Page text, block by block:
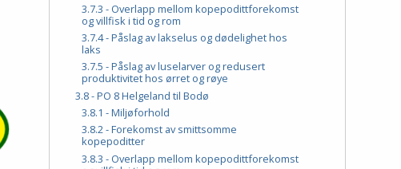
3.7.3 - Overlapp mellom kopepodittforekomst
og villfisk i tid og rom
3.7.4 - Påslag av lakselus og dødelighet hos
laks
3.7.5 - Påslag av luselarver og redusert
produktivitet hos ørret og røye
3.8 - PO 8 Helgeland til Bodø
3.8.1 - Miljøforhold
3.8.2 - Forekomst av smittsomme
kopepoditter
3.8.3 - Overlapp mellom kopepodittforekomst